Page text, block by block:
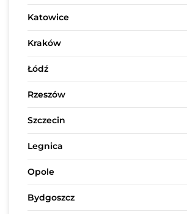
Katowice
Kraków
Łódź
Rzeszów
Szczecin
Legnica
Opole
Bydgoszcz